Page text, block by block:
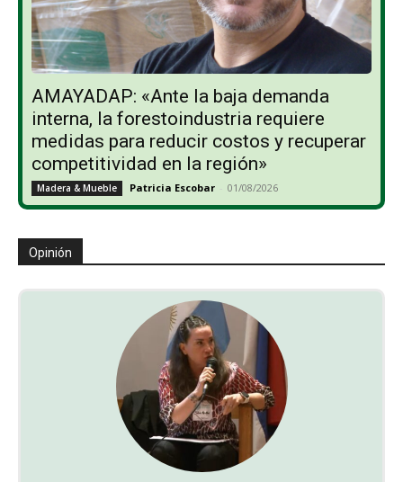
AMAYADAP: «Ante la baja demanda
interna, la forestoindustria requiere
medidas para reducir costos y recuperar
competitividad en la región»
Madera & Mueble Patricia Escobar - 01/08/2026
Opinión